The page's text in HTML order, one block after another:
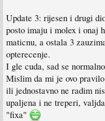
Update 3: rijesen i drugi
posto imaju i molex i onaj
maticnu, a ostala 3
opterecenje.
I gle cuda, sad se
Mislim da mi je ovo
ili jednostavno ne radim
upaljena i ne treperi,
"fixa"